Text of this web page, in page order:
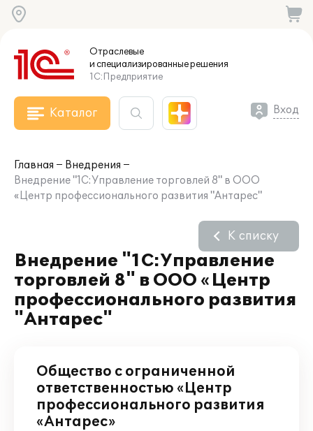
Отраслевые
и специализированныерешения
1С:Предприятие
Каталог Вход
Главная
Внедрения
Внедрение "1C:Управление торговлей 8" в ООО
«Центр профессионального развития "Антарес"
Внедрение "1C:Управление
торговлей 8" в ООО «Центр
профессионального развития
"Антарес"
К списку
Общество с ограниченной
ответственностью «Центр
профессионального развития
«Антарес»